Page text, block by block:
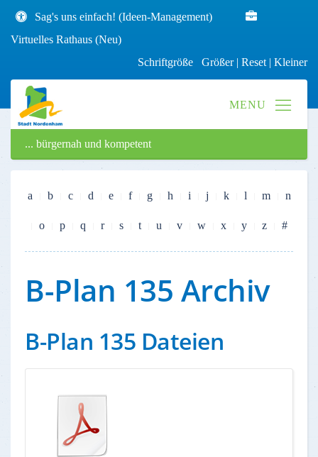
Sag's uns einfach! (Ideen-Management)
Virtuelles Rathaus (Neu)
Schriftgröße Größer| Reset | Kleiner
... bürgernah und kompetent
a b c d e f g h i j k l m n
o p q r s t u v w x y z #
B-Plan 135 Archiv
B-Plan 135 Dateien